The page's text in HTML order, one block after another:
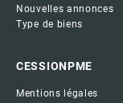
Nouvelles annonces
Type de biens
CESSIONPME
Mentions légales